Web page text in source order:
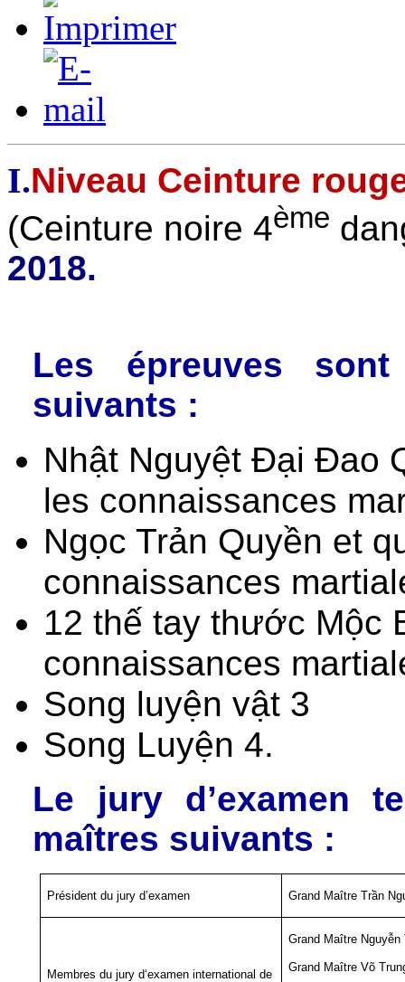
I.Niveau Ceinture
(Ceinture noire 4ème
2018.
Les épreuves
suivants :
Nhật Nguyệt Đại Đao
les connaissances
Ngọc Trản Quyền et
connaissances
12 thế tay thước Mộc
connaissances
Song luyện vật 3
Song Luyện 4.
Le jury d’examen
maîtres suivants :
Président du jury d’examen Grand Maître Trần
Membres du jury d‘examen international de
Grand Maître
Grand Maître Võ